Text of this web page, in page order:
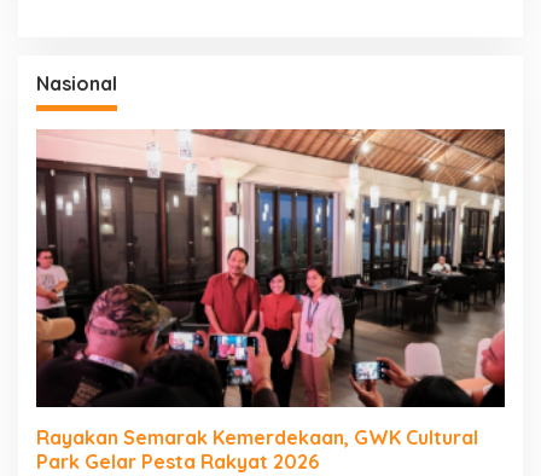
Nasional
Rayakan Semarak Kemerdekaan, GWK Cultural
Park Gelar Pesta Rakyat 2026